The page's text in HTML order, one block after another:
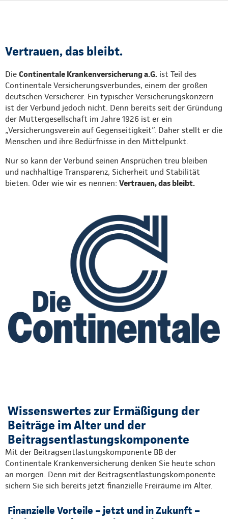
Vertrauen, das bleibt.
Die Continentale Krankenversicherung a.G. ist Teil des
Continentale Versicherungsverbundes, einem der großen
deutschen Versicherer. Ein typischer Versicherungskonzern
ist der Verbund jedoch nicht. Denn bereits seit der Gründung
der Muttergesellschaft im Jahre 1926 ist er ein
„Versicherungsverein auf Gegenseitigkeit”. Daher stellt er die
Menschen und ihre Bedürfnisse in den Mittelpunkt.
Nur so kann der Verbund seinen Ansprüchen treu bleiben
und nachhaltige Transparenz, Sicherheit und Stabilität
bieten. Oder wie wir es nennen: Vertrauen, das bleibt.
Wissenswertes zur Ermäßigung der
Beiträge im Alter und der
Beitragsentlastungskomponente
Mit der Beitragsentlastungskomponente BB der
Continentale Krankenversicherung denken Sie heute schon
an morgen. Denn mit der Beitragsentlastungskomponente
sichern Sie sich bereits jetzt finanzielle Freiräume im Alter.
Finanzielle Vorteile – jetzt und in Zukunft –